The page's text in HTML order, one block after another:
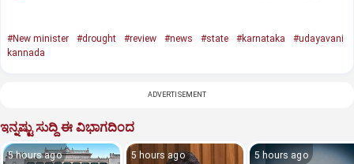
#New minister #drought #review #news #state #karnataka
#udayavani
kannada
ADVERTISEMENT
ಇನ್ನಷ್ಟು ಸುದ್ದಿ ಈ ವಿಭಾಗದಿಂದ
5 hours ago 5 hours ago 5 hours ago